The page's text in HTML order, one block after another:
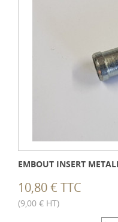
EMBOUT INSERT
10,80 € TTC
(9,00 € HT)